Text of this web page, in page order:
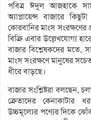
পবিত্র ঈদুল আজহাকে
অ্যাপ্লায়েন্স বাজারে
কোরবানির মাংস সংরক্ষণের
বিক্রি এবার উল্লেখযোগ্য
বাজার বিশ্লেষকদের মতে,
মাংস সংরক্ষণে মানুষের
ধীরে বাড়ছে।
বাজার সংশ্লিষ্টরা বলছেন,
ক্রেতাদের
উচ্চমূল্যের পণ্যের দিকে